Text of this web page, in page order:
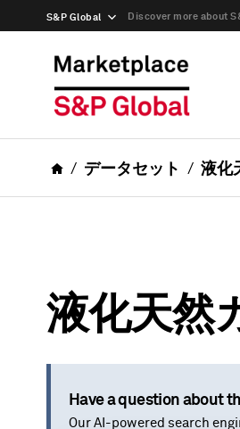
S&P Global Discover more about
データセット 液化
液化天然
Have a question about
Our AI-powered search